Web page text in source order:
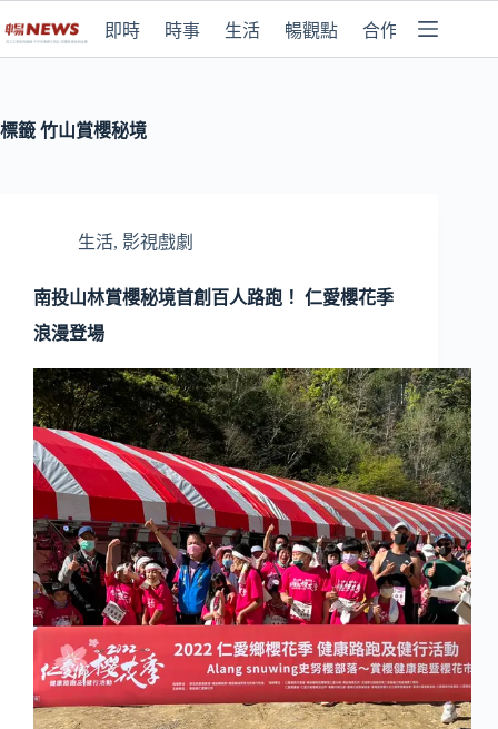
即時 時事 生活 暢觀點 合作媒體
標籤 竹山賞櫻秘境
生活, 影視戲劇
南投山林賞櫻秘境首創百人路跑！ 仁愛櫻花季
浪漫登場